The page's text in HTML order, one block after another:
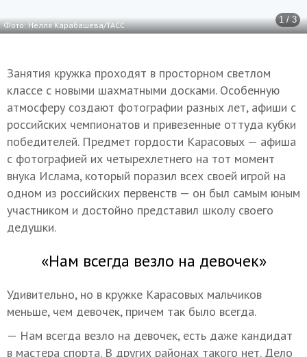
1 / 3
Фото: Нелля Карабашева/ТАСС
Занятия кружка проходят в просторном светлом
классе с новыми шахматными досками. Особенную
атмосферу создают фотографии разных лет, афиши с
российских чемпионатов и привезенные оттуда кубки
победителей. Предмет гордости Карасовых — афиша
с фотографией их четырехлетнего на тот момент
внука Ислама, который поразил всех своей игрой на
одном из российских первенств — он был самым юным
участником и достойно представил школу своего
дедушки.
«Нам всегда везло на девочек»
Удивительно, но в кружке Карасовых мальчиков
меньше, чем девочек, причем так было всегда.
— Нам всегда везло на девочек, есть даже кандидат
в мастера спорта. В других районах такого нет. Дело